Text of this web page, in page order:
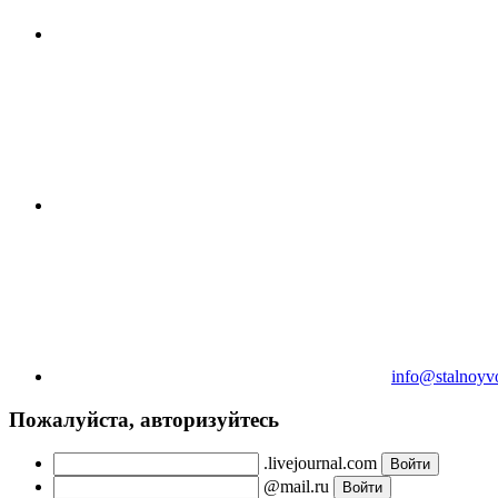
Пожалуйста, авторизуйтесь
.livejournal.com
@mail.ru